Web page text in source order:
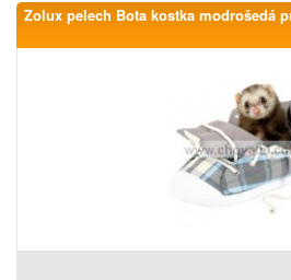
Zolux pelech Bota kostka modrošedá